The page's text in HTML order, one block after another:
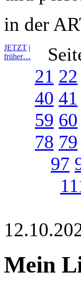
in der
JETZT |
früher…
21 22
40 41
59 60
78 79
97
Mein